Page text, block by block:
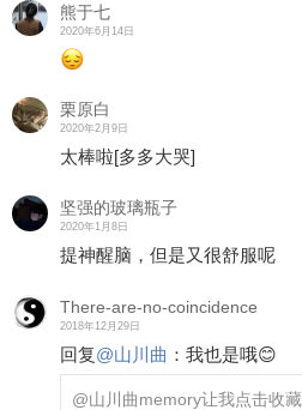
熊于七
2020年6月14日
栗原白
2020年2月9日
太棒啦[多多大哭]
坚强的玻璃瓶子
2020年1月8日
提神醒脑，但是又很舒服呢
There-are-no-coincidence
2018年12月29日
回复@山川曲 ： 我也是哦😊
@山川曲memory让我点击收藏